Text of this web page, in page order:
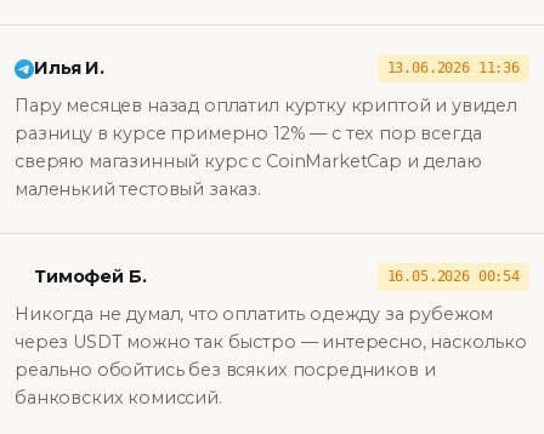
Илья И. 13.06.2026 11:36
Пару месяцев назад оплатил куртку криптой и увидел
разницу в курсе примерно 12% — с тех пор всегда
сверяю магазинный курс с CoinMarketCap и делаю
маленький тестовый заказ.
Тимофей Б. 16.05.2026 00:54
Никогда не думал, что оплатить одежду за рубежом
через USDT можно так быстро — интересно, насколько
реально обойтись без всяких посредников и
банковских комиссий.